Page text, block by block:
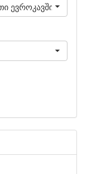
ევროკავშირის